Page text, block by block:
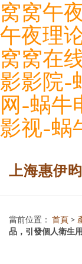
窝窝午
午夜理
窝窝在
影影院-
网-蜗牛
影视-蜗
上海惠伊
當前位置： 首頁 >
品，引發個人衛生